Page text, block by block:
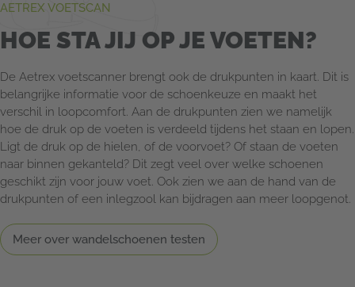
AETREX VOETSCAN
HOE STA JIJ OP JE VOETEN?
De Aetrex voetscanner brengt ook de drukpunten in kaart. Dit is
belangrijke informatie voor de schoenkeuze en maakt het
verschil in loopcomfort. Aan de drukpunten zien we namelijk
hoe de druk op de voeten is verdeeld tijdens het staan en lopen.
Ligt de druk op de hielen, of de voorvoet? Of staan de voeten
naar binnen gekanteld? Dit zegt veel over welke schoenen
geschikt zijn voor jouw voet. Ook zien we aan de hand van de
drukpunten of een inlegzool kan bijdragen aan meer loopgenot.
Meer over wandelschoenen testen